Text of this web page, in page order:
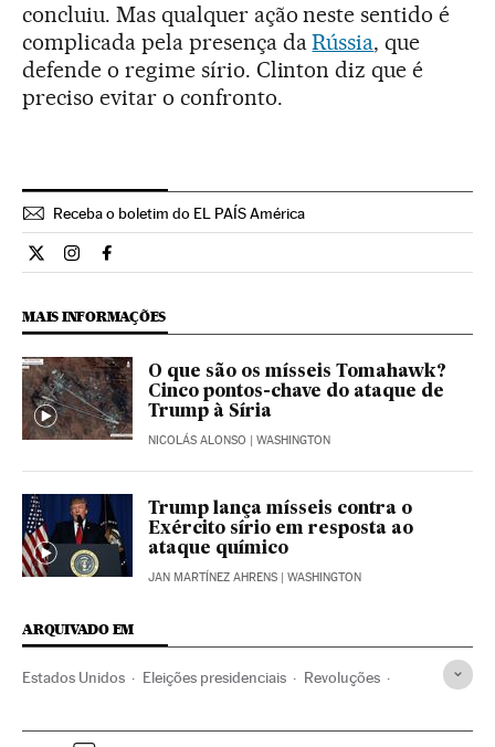
concluiu. Mas qualquer ação neste sentido é
complicada pela presença daRússia, que
defende o regime sírio. Clinton diz que é
preciso evitar o confronto.
Receba o boletim do EL PAÍS América
Internacional El País Brasil en Twitter
Internacional El País Brasil en Instagram
Internacional El País Brasil en Facebook
MAIS INFORMAÇÕES
O que são os mísseis Tomahawk?
Cinco pontos-chave do ataque de
Trump à Síria
NICOLÁS ALONSO | WASHINGTON
Trump lança mísseis contra o
Exército sírio em resposta ao
ataque químico
JAN MARTÍNEZ AHRENS | WASHINGTON
ARQUIVADO EM
Estados Unidos Eleições presidenciais Revoluções